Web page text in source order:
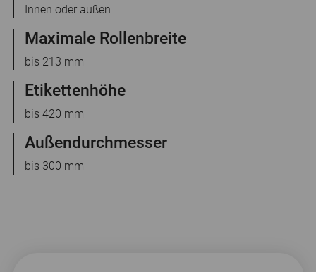
Innen oder außen
Maximale Rollenbreite
bis 213 mm
Etikettenhöhe
bis 420 mm
Außendurchmesser
bis 300 mm